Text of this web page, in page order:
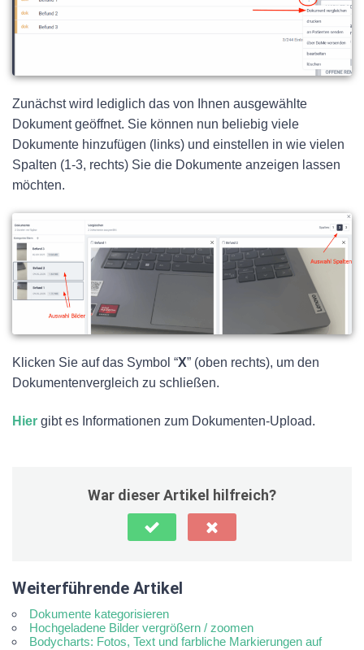
Zunächst wird lediglich das von Ihnen ausgewählte
Dokument geöffnet. Sie können nun beliebig viele
Dokumente hinzufügen (links) und einstellen in wie vielen
Spalten (1-3, rechts) Sie die Dokumente anzeigen lassen
möchten.
Klicken Sie auf das Symbol “X” (oben rechts), um den
Dokumentenvergleich zu schließen.
Hier gibt es Informationen zum Dokumenten-Upload.
War dieser Artikel hilfreich?
Weiterführende Artikel
Dokumente kategorisieren
Hochgeladene Bilder vergrößern / zoomen
Bodycharts: Fotos, Text und farbliche Markierungen auf